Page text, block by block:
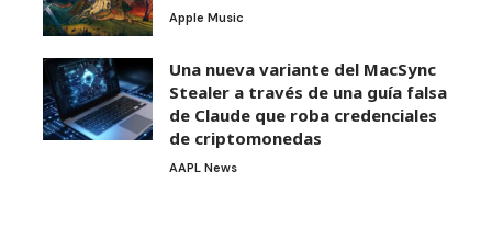
Apple Music
Una nueva variante del MacSync
Stealer a través de una guía falsa
de Claude que roba credenciales
de criptomonedas
AAPL News